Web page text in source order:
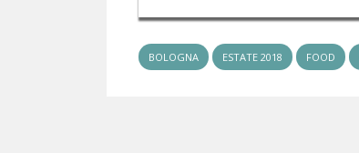
BOLOGNA ESTATE 2018 FOOD